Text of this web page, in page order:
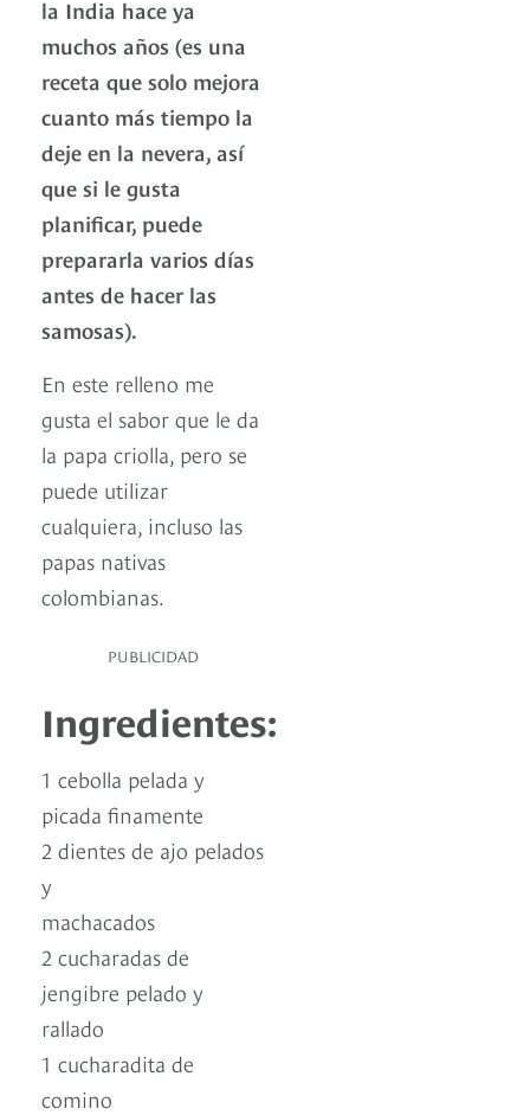
la India hace ya
muchos años (es una
receta que solo mejora
cuanto más tiempo la
deje en la nevera, así
que si le gusta
planificar, puede
prepararla varios días
antes de hacer las
samosas).
En este relleno me
gusta el sabor que le da
la papa criolla, pero se
puede utilizar
cualquiera, incluso las
papas nativas
colombianas.
PUBLICIDAD
Ingredientes:
1 cebolla pelada y
picada finamente
2 dientes de ajo pelados
y
machacados
2 cucharadas de
jengibre pelado y
rallado
1 cucharadita de
comino